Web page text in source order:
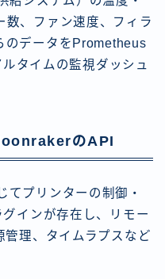
数、ファン速度、フィラ
のデータをPrometheus
タイムの監視ダッシュ
のAPI
プリンターの制御・
インが存在し、リモー
管理、タイムラプスなど